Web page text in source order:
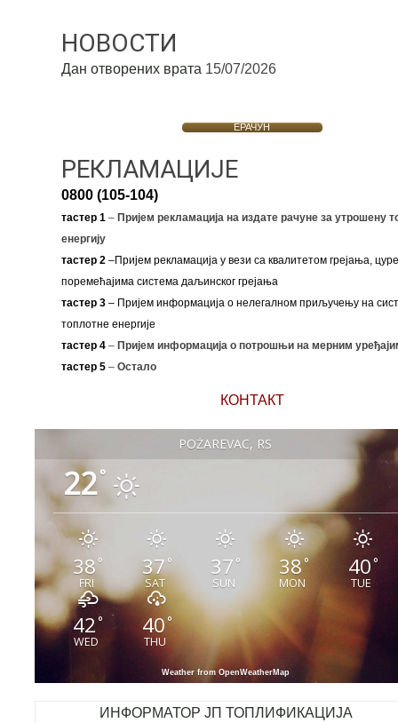
НОВОСТИ
Дан отворених врата 15/07/2026
ЕРАЧУН
РЕКЛАМАЦИЈЕ
0800 (105-104)
тастер 1–Пријем рекламација на издате рачуне за утрошену
енергију
тастер 2–Пријем рекламација у вези са квалитетом грејања,
поремећајима система даљинског грејања
тастер 3– Пријем информација о нелегалном приључењу на
топлотне енергије
тастер 4 – Пријем информација о потрошњи на мерним
тастер 5 – Остало
КОНТАКТ
POŽAREVAC, RS
22°
38°
FRI
37°
SAT
37 °
SUN
38°
MON
40°
TUE
42°
WED
40°
THU
Weather from OpenWeatherMap
ИНФОРМАТОР ЈП ТОПЛИФИКАЦИЈА